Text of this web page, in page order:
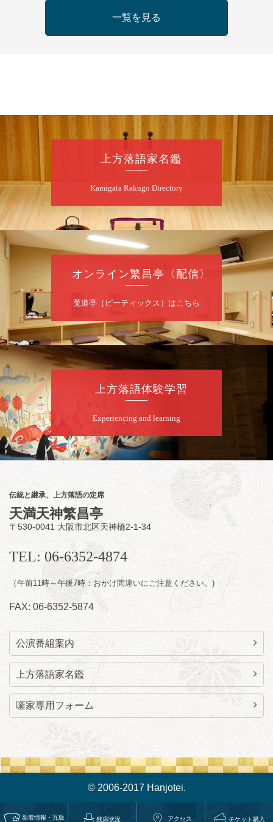
新着情報・瓦版 残席状況 アクセス チケット購入
開演：午後6時30分（6時開場）全席指定
前売3,500円 当日4,000円
日（土）
第2回 智之介・力造 二人会
笑福亭智之介「昭和任侠伝」「天王寺詣り」
／桂力造「桃太郎」「本膳」／桂二豆「開口
一番」
開演：午前10時（9時30分
開場 ）
前売2,000円 当日 2,500円
お問合せ：智之介・力造 二人会事務局 090-
昼
桂九寿玉／露の瑞／桂きん太郎／いわみせい
じ（似顔絵）／桂米之助／桂文太～仲入～露
の眞／笑福亭仁福／幸助福助（漫才）／桂春
★菟道亭配信あり
夜
小痴楽・三語のさるごりら落語会 2026
開演：午後6時（5時30分開場）全席指定
前売3,500円 当日4,000円
お問合せ：FANYチケット 0570-550-
100(10:00～19:00受付)
一覧を見る
上方落語家名鑑
Kamigata Rakugo Directory
オンライン繁昌亭〈配信〉
莵道亭（ピーティックス）はこちら
上方落語体験学習
Experiencing and learning
伝統と継承、上方落語の定席
天満天神繁昌亭
〒530-0041 大阪市北区天神橋2-1-34
TEL: 06-6352-4874
（午前11時～午後7時：おかけ間違いにご注意ください。)
FAX: 06-6352-5874
公演番組案内
上方落語家名鑑
噺家専用フォーム
© 2006-2017 Hanjotei.